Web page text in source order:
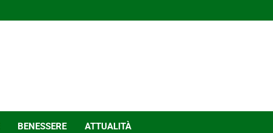
BENESSERE ATTUALITÀ